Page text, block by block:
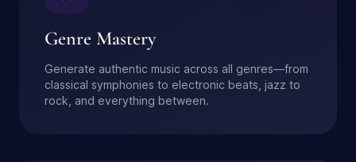
Genre Mastery
Generate authentic music across all genres—from
classical symphonies to electronic beats, jazz to
rock, and everything between.